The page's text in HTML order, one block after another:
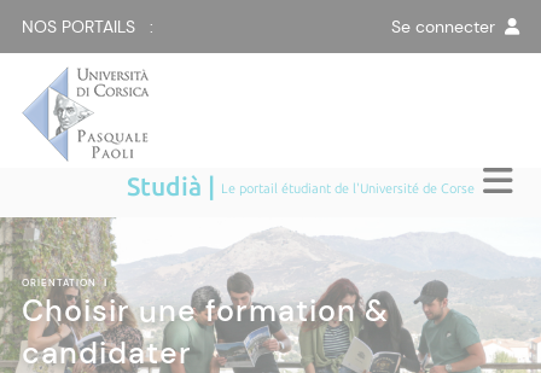
NOS PORTAILS : Se connecter
Studià | Le portail étudiant de l'Université de Corse
ORIENTATION|
Choisir une formation &
candidater